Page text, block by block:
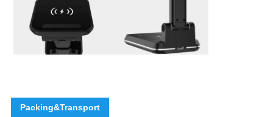
Packing&Transport